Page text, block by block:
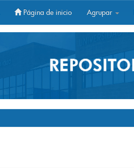
Página de inicio Agrupar